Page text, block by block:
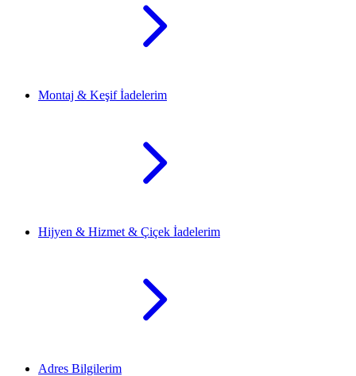
Montaj & Keşif İadelerim
Hijyen & Hizmet & Çiçek İadelerim
Adres Bilgilerim